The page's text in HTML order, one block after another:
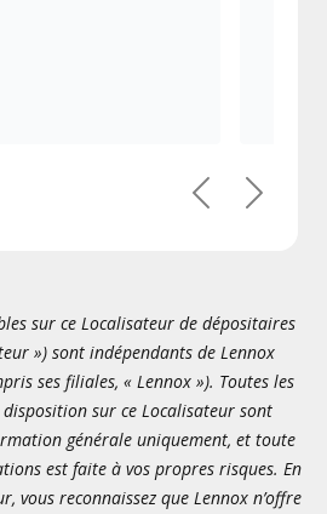
PrécédentSuivant
sur ce Localisateur de dépositaires
») sont indépendants de Lennox
ses filiales, « Lennox »). Toutes les
sur ce Localisateur sont
générale uniquement, et toute
est faite à vos propres risques. En
vous reconnaissez que Lennox n’offre